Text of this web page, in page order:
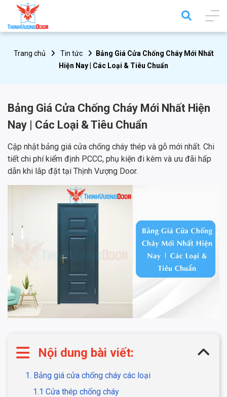
Trang chủ Tin tức
Bảng Giá Cửa Chống Cháy Mới Nhất
Hiện Nay | Các Loại & Tiêu Chuẩn
Bảng Giá Cửa Chống Cháy Mới Nhất Hiện
Nay | Các Loại & Tiêu Chuẩn
Cập nhật bảng giá cửa chống cháy thép và gỗ mới nhất. Chi
tiết chi phí kiểm định PCCC, phụ kiện đi kèm và ưu đãi hấp
dẫn khi lắp đặt tại Thịnh Vượng Door.
Nội dung bài viết:
1. Bảng giá cửa chống cháy các loại
1.1 Cửa thép chống cháy